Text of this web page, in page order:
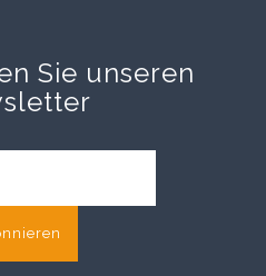
Sie unseren